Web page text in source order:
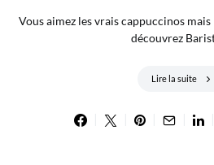
Vous aimez les vrais cappuccinos
découvrez
Lire la suite